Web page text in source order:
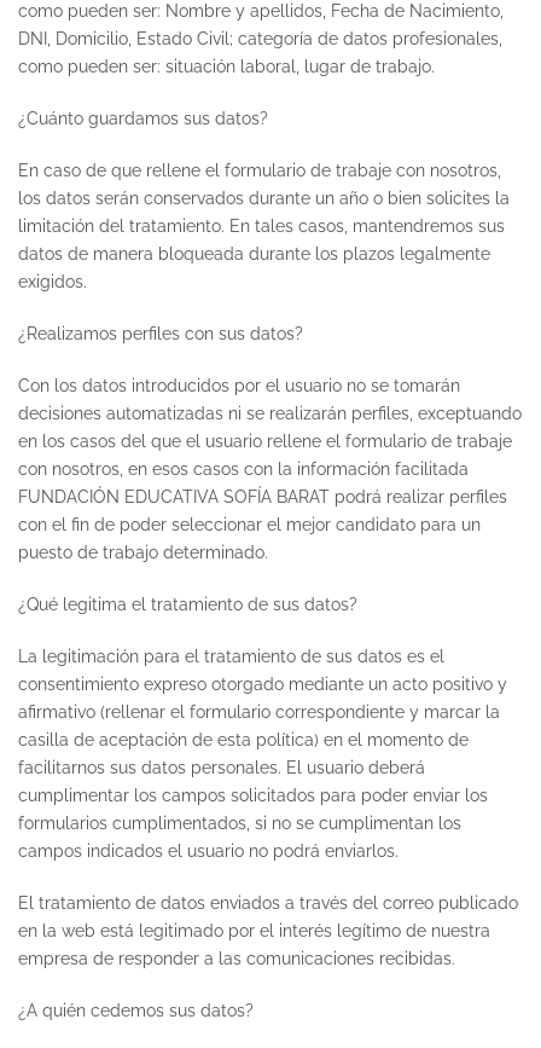
como pueden ser: Nombre y apellidos, Fecha de Nacimiento,
DNI, Domicilio, Estado Civil; categoría de datos profesionales,
como pueden ser: situación laboral, lugar de trabajo.
¿Cuánto guardamos sus datos?
En caso de que rellene el formulario de trabaje con nosotros,
los datos serán conservados durante un año o bien solicites la
limitación del tratamiento. En tales casos, mantendremos sus
datos de manera bloqueada durante los plazos legalmente
exigidos.
¿Realizamos perfiles con sus datos?
Con los datos introducidos por el usuario no se tomarán
decisiones automatizadas ni se realizarán perfiles, exceptuando
en los casos del que el usuario rellene el formulario de trabaje
con nosotros, en esos casos con la información facilitada
FUNDACIÓN EDUCATIVA SOFÍA BARAT podrá realizar perfiles
con el fin de poder seleccionar el mejor candidato para un
puesto de trabajo determinado.
¿Qué legitima el tratamiento de sus datos?
La legitimación para el tratamiento de sus datos es el
consentimiento expreso otorgado mediante un acto positivo y
afirmativo (rellenar el formulario correspondiente y marcar la
casilla de aceptación de esta política) en el momento de
facilitarnos sus datos personales. El usuario deberá
cumplimentar los campos solicitados para poder enviar los
formularios cumplimentados, si no se cumplimentan los
campos indicados el usuario no podrá enviarlos.
El tratamiento de datos enviados a través del correo publicado
en la web está legitimado por el interés legítimo de nuestra
empresa de responder a las comunicaciones recibidas.
¿A quién cedemos sus datos?